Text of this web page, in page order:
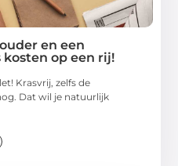
en een
kosten op een rij!
Krasvrij, zelfs de
Dat wil je natuurlijk